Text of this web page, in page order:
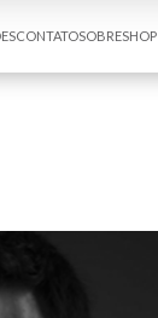
CONTATOSOBRESHOP